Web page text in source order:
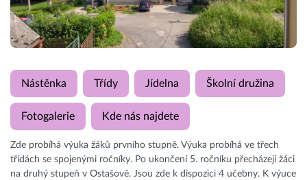
Nástěnka Třídy Jídelna Školní družina
Fotogalerie Kde nás najdete
Zde probíhá výuka žáků prvního stupně. Výuka probíhá ve třech
třídách se spojenými ročníky. Po ukončení 5. ročníku přecházejí žáci
na druhý stupeň v Ostašově. Jsou zde k dispozici 4 učebny. K výuce